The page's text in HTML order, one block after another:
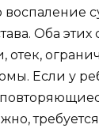
Оба этих
отек,
Если у